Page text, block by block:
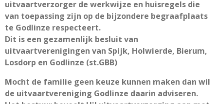
uitvaartverzorger de werkwijze en huisregels die
van toepassing zijn op de bijzondere begraafplaats
te Godlinze respecteert.
Dit is een gezamenlijk besluit van
uitvaartverenigingen van Spijk, Holwierde, Bierum,
Losdorp en Godlinze (st.GBB)
Mocht de familie geen keuze kunnen maken dan wil
de uitvaartvereniging Godlinze daarin adviseren.